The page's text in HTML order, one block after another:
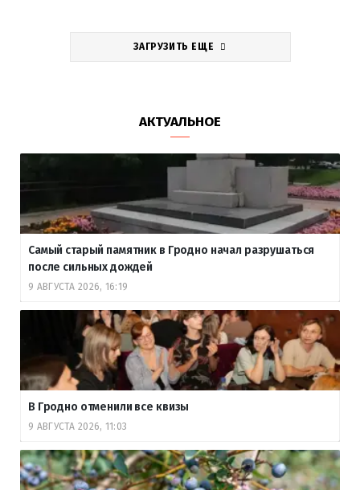
ЗАГРУЗИТЬ ЕЩЕ
АКТУАЛЬНОЕ
Самый старый памятник в Гродно начал разрушаться
после сильных дождей
9 АВГУСТА 2026, 16:19
В Гродно отменили все квизы
9 АВГУСТА 2026, 11:03